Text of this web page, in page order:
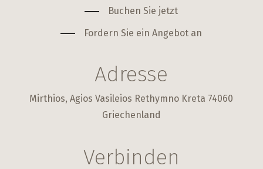
Buchen Sie jetzt
Fordern Sie ein Angebot an
Adresse
Mirthios, Agios Vasileios Rethymno Kreta 74060
Griechenland
Verbinden